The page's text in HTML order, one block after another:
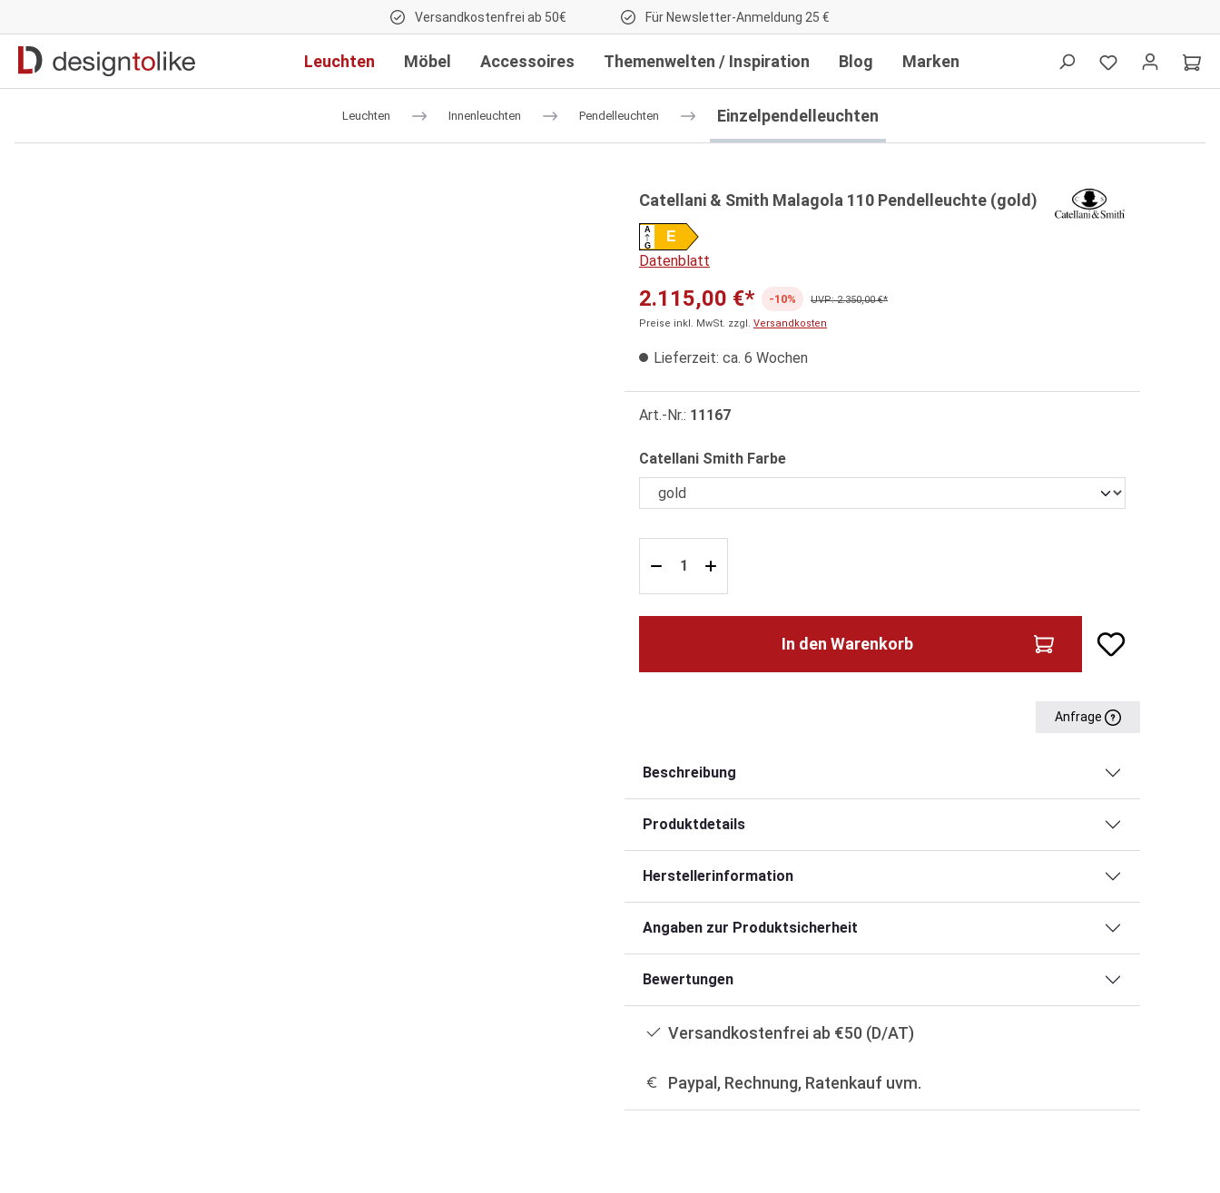
Versandkostenfrei ab 50€ Für Newsletter-Anmeldung 25 €
Leuchten Möbel Accessoires Themenwelten / Inspiration Blog Marken
Leuchten Innenleuchten Pendelleuchten Einzelpendelleuchten
Catellani & Smith Malagola 110 Pendelleuchte (gold)
E
A
G
Datenblatt
2.115,00 €* -10%
UVP: 2.350,00 €*
Preise inkl. MwSt. zzgl. Versandkosten
Lieferzeit: ca. 6 Wochen
Art.-Nr.: 11167
Catellani Smith Farbeauswählen
In den Warenkorb
Anfrage
Beschreibung
Produktdetails
Herstellerinformation
Angaben zur Produktsicherheit
Bewertungen
Versandkostenfrei ab €50 (D/AT)
Paypal, Rechnung, Ratenkauf uvm.